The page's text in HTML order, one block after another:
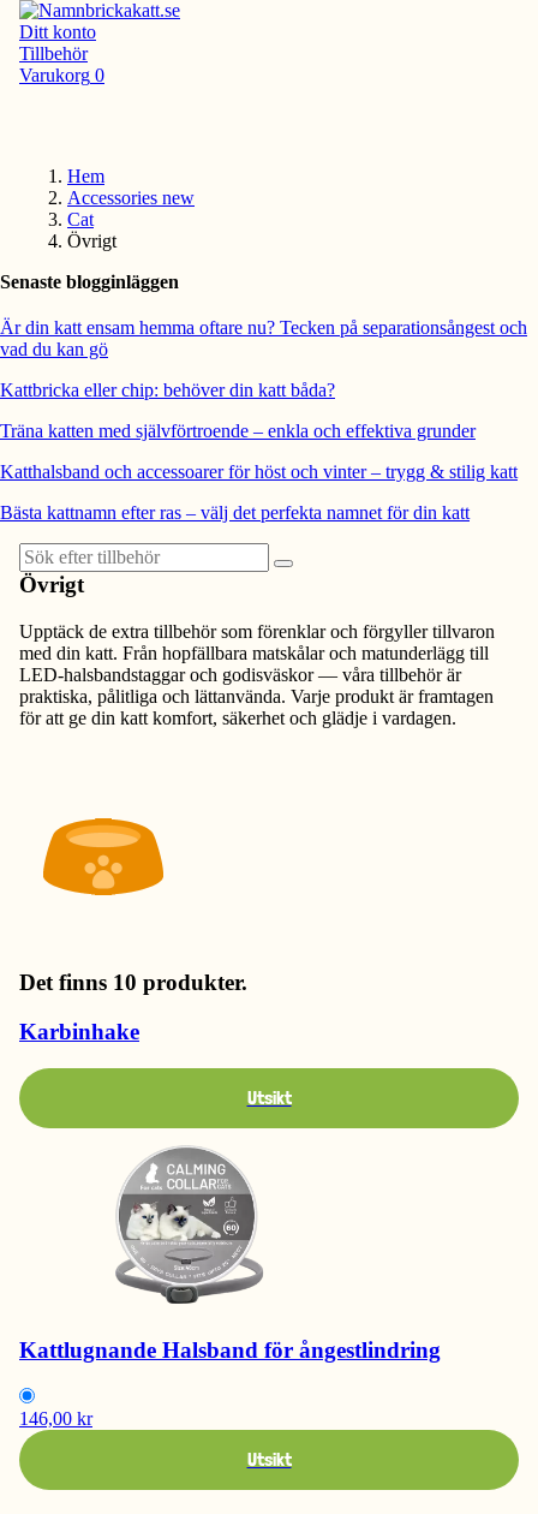
Ditt konto
Tillbehör
Varukorg 0
Hem
Accessories new
Cat
Övrigt
Senaste blogginläggen
Är din katt ensam hemma oftare nu? Tecken på separationsångest och
vad du kan gö
Kattbricka eller chip: behöver din katt båda?
Träna katten med självförtroende – enkla och effektiva grunder
Katthalsband och accessoarer för höst och vinter – trygg & stilig katt
Bästa kattnamn efter ras – välj det perfekta namnet för din katt
Övrigt
Upptäck de extra tillbehör som förenklar och förgyller tillvaron
med din katt. Från hopfällbara matskålar och matunderlägg till
LED‑halsbandstaggar och godisväskor — våra tillbehör är
praktiska, pålitliga och lättanvända. Varje produkt är framtagen
för att ge din katt komfort, säkerhet och glädje i vardagen.
Det finns 10 produkter.
Karbinhake
Utsikt
Kattlugnande Halsband för ångestlindring
146,00 kr
Utsikt